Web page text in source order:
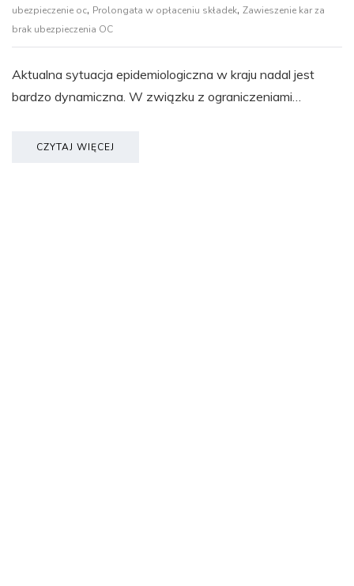
ubezpieczenie oc, Prolongata w opłaceniu składek, Zawieszenie kar za
brak ubezpieczenia OC
Aktualna sytuacja epidemiologiczna w kraju nadal jest
bardzo dynamiczna. W związku z ograniczeniami…
CZYTAJ WIĘCEJ